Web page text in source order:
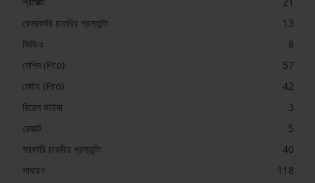
বেসরকারি চাকরির প্রস্তুতি
13
ভিডিও
8
মেশিন (Pro)
57
মোটর (Pro)
42
রিয়েল ভাইবা
3
রেজাল্ট
5
সরকারি চাকরির প্রস্তুতি
40
সাধারণ
118